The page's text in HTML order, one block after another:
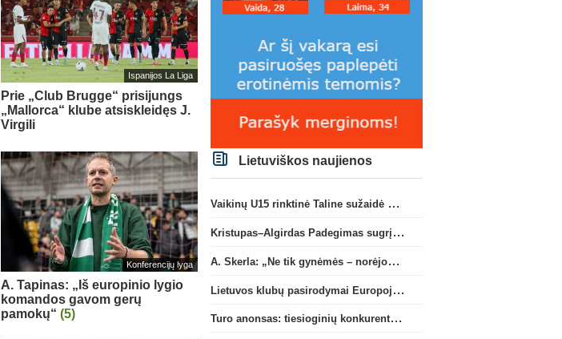
Ispanijos La Liga
Prie „Club Brugge“ prisijungs
„Mallorca“ klube atsiskleidęs J.
Virgili
Konferencijų lyga
A. Tapinas: „Iš europinio lygio
komandos gavom gerų
pamokų“ (5)
Lietuviškos naujienos
Vaikinų U15 rinktinė Taline sužaidė pirmąsias kontrolines rungtynes
Kristupas–Algirdas Padegimas sugrįžta į FC „Hegelmann” B sudėtį
A. Skerla: „Ne tik gynėmės – norėjome atakuoti“
Lietuvos klubų pasirodymai Europoje: patirti pralaimėjimai Kroatijos atstovams
Turo anonsas: tiesioginių konkurentų dvikova Gargžduose